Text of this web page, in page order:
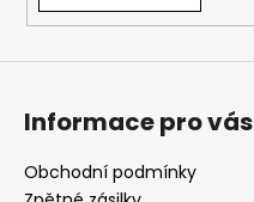
Informace pro vás
Obchodní podmínky